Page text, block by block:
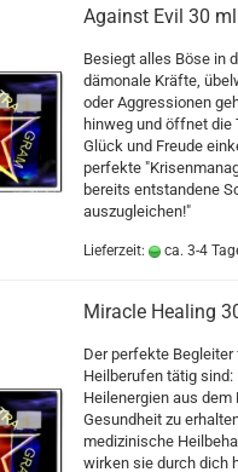
Against Evil 30 ml
Besiegt alles Böse in
dämonale Kräfte,
oder Aggressionen
hinweg und öffnet die
Glück und Freude
perfekte
bereits entstandene
auszugleichen!"
Lieferzeit: ca. 3-4
Miracle Healing
Der perfekte
Heilberufen tätig
Heilenergien aus dem
Gesundheit zu
medizinische
wirken sie durch dich